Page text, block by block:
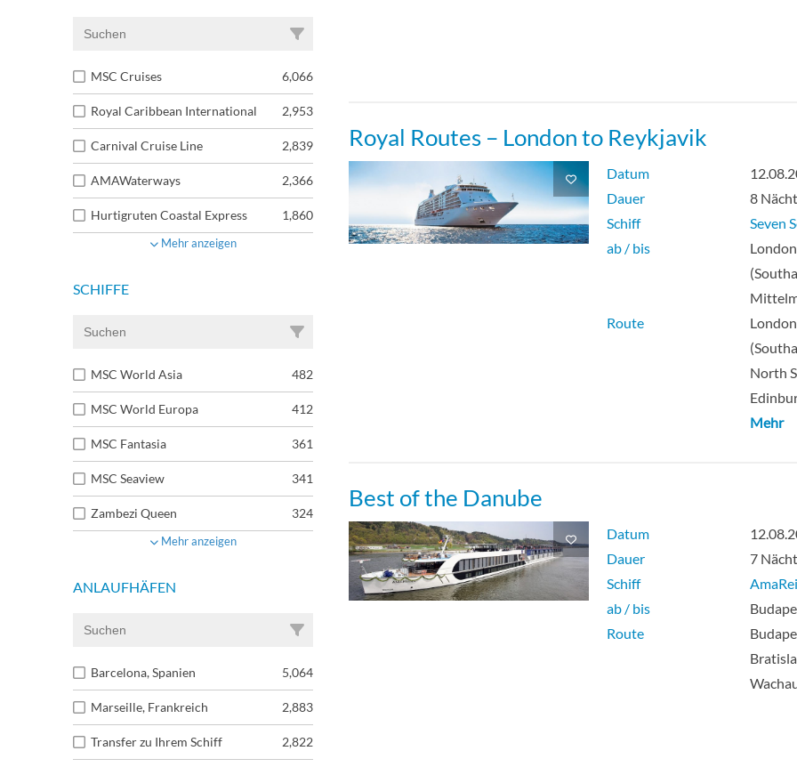
MSC Cruises 6,066
Royal Caribbean International 2,953
Carnival Cruise Line 2,839
AMAWaterways 2,366
Hurtigruten Coastal Express 1,860
Mehr anzeigen
SCHIFFE
MSC World Asia 482
MSC World Europa 412
MSC Fantasia 361
MSC Seaview 341
Zambezi Queen 324
Mehr anzeigen
ANLAUFHÄFEN
Barcelona, Spanien 5,064
Marseille, Frankreich 2,883
Transfer zu Ihrem Schiff 2,822
Royal Routes – London to Reykjavik
Datum
Dauer
8
Schiff
Seven
ab / bis
London
Route
London
North
Mehr
Best of the Danube
Datum
Dauer
7
Schiff
ab / bis
Route